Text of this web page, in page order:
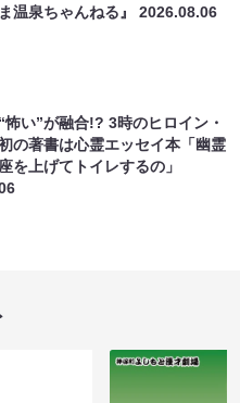
温泉ちゃんねる』2026.08.06
怖い”が融合!? 3時のヒロイン・
の著書は心霊エッセイ本「幽霊
を上げてトイレするの」